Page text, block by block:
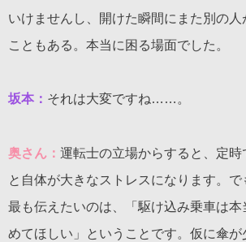
いけませんし、開けた瞬間にまた別の人
こともある。本当に困る場面でした。
坂本： それは大変ですね……。
奥さん： 運転士の立場からすると、定時
と自体が大きなストレスになります。で
最も伝えたいのは、「駆け込み乗車は
めてほしい」ということです。仮に傘が